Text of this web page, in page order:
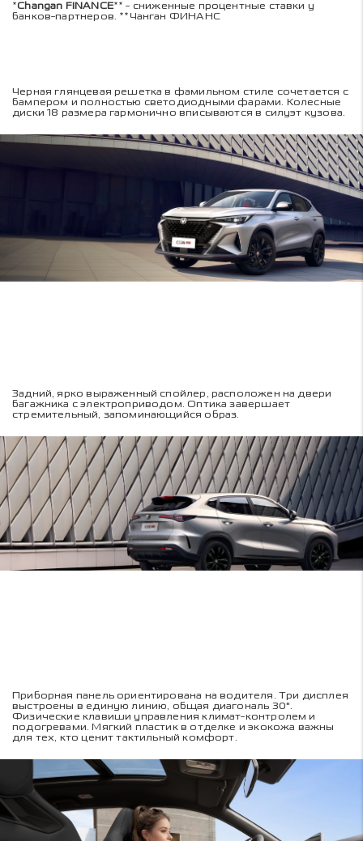
*Changan FINANCE** - сниженные процентные ставки у
банков-партнеров. **Чанган ФИНАНС
Черная глянцевая решетка в фамильном стиле сочетается с
бампером и полностью светодиодными фарами. Колесные
диски 18 размера гармонично вписываются в силуэт кузова.
Задний, ярко выраженный спойлер, расположен на двери
багажника с электроприводом. Оптика завершает
стремительный, запоминающийся образ.
Приборная панель ориентирована на водителя. Три дисплея
выстроены в единую линию, общая диагональ 30".
Физические клавиши управления климат-контролем и
подогревами. Мягкий пластик в отделке и экокожа важны
для тех, кто ценит тактильный комфорт.